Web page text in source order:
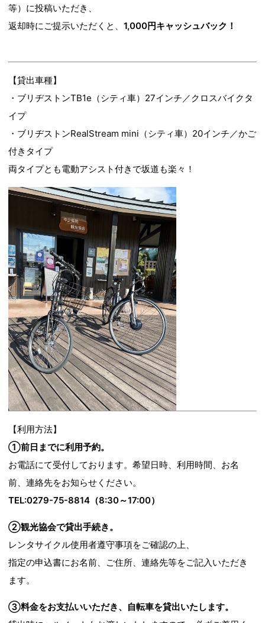
等）に投稿いただき、
返却時にご提示いただくと、1,000円キャッシュバック！
【貸出車種】
・ブリヂストンTB1e（シティ車）27インチ／クロスバイクタ
イプ
・ブリヂストンRealStream mini（シティ車）20インチ／かご
付きタイプ
両タイプとも電動アシスト付きで坂道も楽々！
【利用方法】
①前日までに利用予約。
お電話にて受付しております。希望日時、利用時間、お名
前、連絡先をお知らせください。
TEL:0279-75-8814（8:30～17:00）
②観光協会で貸出手続き。
レンタサイクル使用者遵守事項をご確認の上、
指定の申込書にお名前、ご住所、連絡先等をご記入いただき
ます。
③料金をお支払いいただき、自転車を貸出いたします。